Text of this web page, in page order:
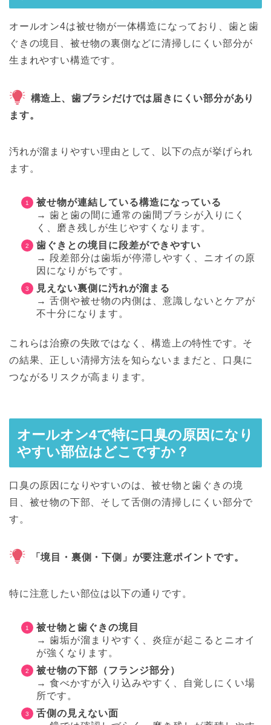
オールオン4は被せ物が一体構造になっており、歯と歯
ぐきの境目、被せ物の裏側などに清掃しにくい部分が
生まれやすい構造です。
構造上、歯ブラシだけでは届きにくい部分があり
ます。
汚れが溜まりやすい理由として、以下の点が挙げられ
ます。
被せ物が連結している構造になっている
→ 歯と歯の間に通常の歯間ブラシが入りにく
く、磨き残しが生じやすくなります。
歯ぐきとの境目に段差ができやすい
→ 段差部分は歯垢が停滞しやすく、ニオイの原
因になりがちです。
見えない裏側に汚れが溜まる
→ 舌側や被せ物の内側は、意識しないとケアが
不十分になります。
これらは治療の失敗ではなく、構造上の特性です。そ
の結果、正しい清掃方法を知らないままだと、口臭に
つながるリスクが高まります。
オールオン4で特に口臭の原因になり
やすい部位はどこですか？
口臭の原因になりやすいのは、被せ物と歯ぐきの境
目、被せ物の下部、そして舌側の清掃しにくい部分で
す。
「境目・裏側・下側」が要注意ポイントです。
特に注意したい部位は以下の通りです。
被せ物と歯ぐきの境目
→ 歯垢が溜まりやすく、炎症が起こるとニオイ
が強くなります。
被せ物の下部（フランジ部分）
→ 食べかすが入り込みやすく、自覚しにくい場
所です。
舌側の見えない面